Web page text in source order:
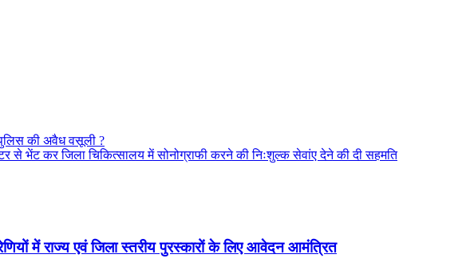
की अवैध वसूली ?
से भेंट कर जिला चिकित्सालय में सोनोग्राफी करने की निःशुल्क सेवांए देने की दी सहमति
में राज्य एवं जिला स्तरीय पुरस्कारों के लिए आवेदन आमंत्रित